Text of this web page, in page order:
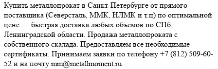
Купить металлопрокат в Санкт-Петербурге от прямого
поставщика (Северсталь, ММК, НЛМК и т.п) по оптимальной
цене — быстрая доставка любых объемов по СПб,
Ленинградской области. Продажа металлопроката с
собственного скалада. Предоставляем все необходимые
сертификаты. Принимаем заявки по телефону +7 (812) 509-60-
52 и на почту mm@metallmoment.ru